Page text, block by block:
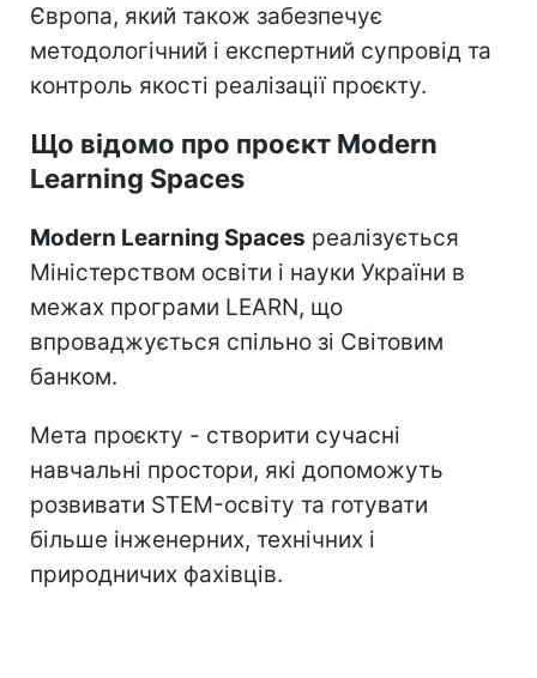
Європа, який також забезпечує
методологічний і експертний супровід та
контроль якості реалізації проєкту.
Що відомо про проєкт Modern
Learning Spaces
Modern Learning Spaces реалізується
Міністерством освіти і науки України в
межах програми LEARN, що
впроваджується спільно зі Світовим
банком.
Мета проєкту - створити сучасні
навчальні простори, які допоможуть
розвивати STEM-освіту та готувати
більше інженерних, технічних і
природничих фахівців.